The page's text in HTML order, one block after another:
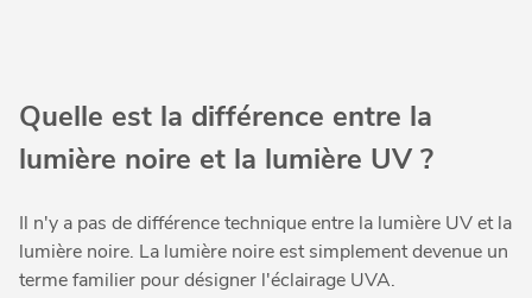
Quelle est la différence entre la
lumière noire et la lumière UV ?
Il n'y a pas de différence technique entre la lumière UV et la
lumière noire. La lumière noire est simplement devenue un
terme familier pour désigner l'éclairage UVA.